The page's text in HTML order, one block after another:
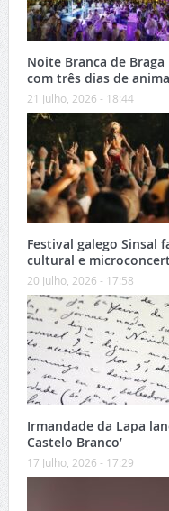
Noite Branca de
com três dias de
21 Julho, 2026 - 18:44
Festival galego Sinsal
cultural e
20 Julho, 2026 - 17:58
Irmandade da Lapa
Castelo Branco’
17 Julho, 2026 - 17:29